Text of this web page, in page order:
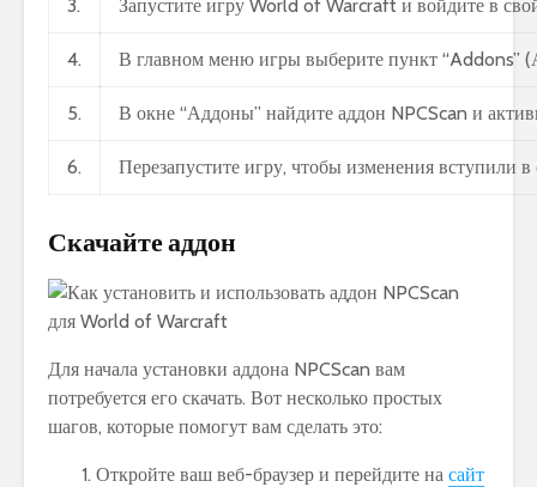
3. Запустите игру World of Warcraft и войдите в
4. В главном меню игры выберите пункт “Addons”
5. В окне “Аддоны” найдите аддон NPCScan и
6. Перезапустите игру, чтобы изменения вступили в
Скачайте аддон
Для начала установки аддона NPCScan вам
потребуется его скачать. Вот несколько простых
шагов, которые помогут вам сделать это:
Откройте ваш веб-браузер и перейдите на сайт